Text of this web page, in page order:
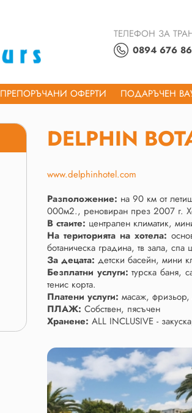
ТЕЛЕФОН ЗА
0894 676
ПРЕПОРЪЧАНИ ОФЕРТИ ПОДАРЪЧЕН
DELPHIN
www.delphinhotel.com
Разположение: на 90 км от
000м2., реновиран през 2007 г.
В стаите: централен климатик,
На територията на хотела:
ботаническа градина, тв зала, спа
За децата: детски басейн, мини
Безплатни услуги: турска баня,
тенис корта.
Платени услуги: масаж, фризьор,
ПЛАЖ: Собствен, пясъчен
Хранене:ALL INCLUSIVE -